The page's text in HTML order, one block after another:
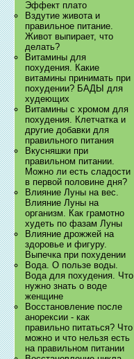
Эффект плато
Вздутие живота и
правильное питание.
Живот выпирает, что
делать?
Витамины для
похудения. Какие
витамины принимать при
похудении? БАДЫ для
худеющих
Витамины с хромом для
похудения. Клетчатка и
другие добавки для
правильного питания
Вкусняшки при
правильном питании.
Можно ли есть сладости
в первой половине дня?
Влияние Луны на вес.
Влияние Луны на
организм. Как грамотно
худеть по фазам Луны
Влияние дрожжей на
здоровье и фигуру.
Выпечка при похудении
Вода. О пользе воды.
Вода для похудения. Что
нужно знать о воде
женщине
Восстановление после
анорексии - как
правильно питаться? Что
можно и что нельзя есть
на правильном питании